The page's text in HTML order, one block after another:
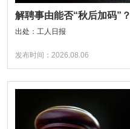
解聘事由能否“秋后加码”？
出处：工人日报
发布时间：2026.08.06